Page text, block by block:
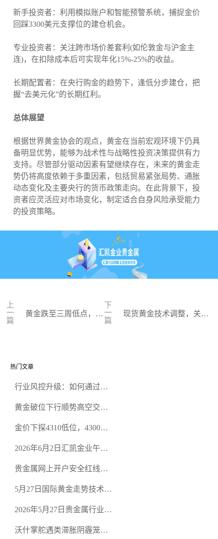
新手投资者：利用模拟账户和智能预警系统，捕捉金价
回踩3300美元支撑位的建仓机会。
专业投资者：关注跨市场价差套利(如伦敦金与沪金主
连)，在扣除成本后可实现年化15%-25%的收益。
长期配置者：在央行购金的趋势下，逢低分步建仓，把
握“去美元化”的长期红利。
总体展望
根据世界黄金协会的观点，黄金在当前宏观环境下仍具
备明显优势，能够为战术性与战略性投资决策提供有力
支持。尽管部分驱动因素有望继续存在，未来的黄金走
势仍将高度依赖于多重因素，包括贸易紧张局势、通胀
动态变化及主要央行的货币政策走向。在此背景下，投
资者应灵活应对市场变化，制定适合自身风险承受能力
的投资策略。
上
一
篇
黄金跌至三周低点，晚
下
一
篇
现货黄金技术调整，关注
热门文章
行业风控升级：如何通过正
规黄金开户交易平台？
黄金破位下行顺势高空交易
金价下探4310低位，4300关
2026年6月2日汇凯金业午盘
空头清算算法如何布防？
贵金属网上开户安全红线：
恶意洗盘陷阱
5月27日国际黄金走势技术盘
规黄金平台全方位行情解析
2026年5月27日贵金属行业新
正规贵金属开户平台迎开户
沃什掌舵遇类滞胀阴霾笼